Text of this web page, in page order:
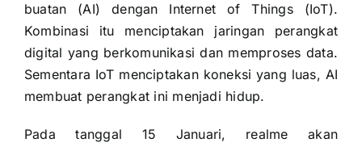
buatan (AI) dengan Internet of Things (IoT).
Kombinasi itu menciptakan jaringan perangkat
digital yang berkomunikasi dan memproses data.
Sementara IoT menciptakan koneksi yang luas, AI
membuat perangkat ini menjadi hidup.
Pada tanggal 15 Januari, realme akan